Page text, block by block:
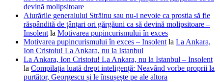
devină molipsitoare
Aiurările generalului Străinu sau nu-i nevoie ca prostia să fie
răspândită de țânțari ori gărgăuni ca să devină molipsitoare –
Insolent la Motivarea pupincurismului în exces
Motivarea pupincurismului în exces – Insolent la La Ankara,
Ion Cristoiu! La Ankara, nu la Istanbul
La Ankara, Ion Cristoiu! La Ankara, nu la Istanbul – Insolent
la Compilația luată drept inteligență: Neavând vorbe proprii la
purtător, Georgescu și le însușește pe ale altora